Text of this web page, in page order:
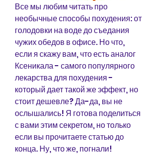
Все мы любим читать про
необычные способы похудения: от
голодовки на воде до съедания
чужих обедов в офисе. Но что,
если я скажу вам, что есть аналог
Ксеникала - самого популярного
лекарства для похудения -
который дает такой же эффект, но
стоит дешевле? Да-да, вы не
ослышались! Я готова поделиться
с вами этим секретом, но только
если вы прочитаете статью до
конца. Ну, что же, погнали!